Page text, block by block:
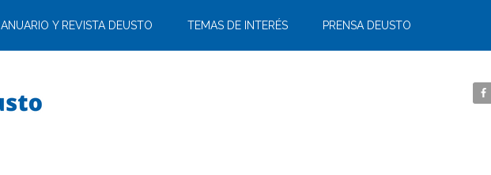
ANUARIO Y REVISTA DEUSTO TEMAS DE INTERÉS PRENSA DEUSTO